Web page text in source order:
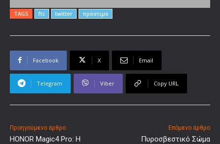
TAGS ftc twitter πρόστιμο
Facebook X Email
Telegram Viber Copy URL
Προηγούμενο άρθρο
HONOR Magic4 Pro: Η
Επόμενο άρθρο
Πυροσβεστικό Σώμα